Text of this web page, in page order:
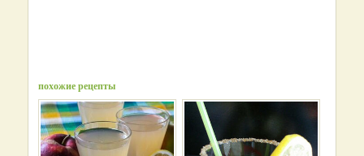
похожие рецепты